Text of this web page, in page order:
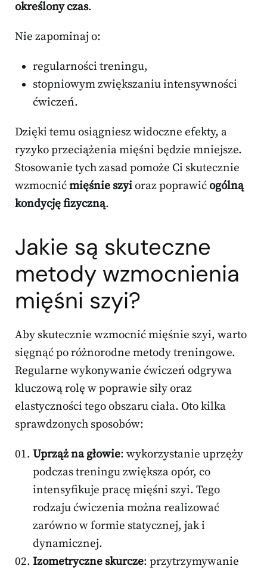
określony czas.
Nie zapominaj o:
regularności treningu,
stopniowym zwiększaniu intensywności
ćwiczeń.
Dzięki temu osiągniesz widoczne efekty, a
ryzyko przeciążenia mięśni będzie mniejsze.
Stosowanie tych zasad pomoże Ci skutecznie
wzmocnićmięśnie szyioraz poprawićogólną
kondycję fizyczną.
Jakie są skuteczne
metody wzmocnienia
mięśni szyi?
Aby skutecznie wzmocnić mięśnie szyi, warto
sięgnąć po różnorodne metody treningowe.
Regularne wykonywanie ćwiczeń odgrywa
kluczową rolę w poprawie siły oraz
elastyczności tego obszaru ciała. Oto kilka
sprawdzonych sposobów:
Uprząż na głowie: wykorzystanie uprzęży
podczas treningu zwiększa opór, co
intensyfikuje pracę mięśni szyi. Tego
rodzaju ćwiczenia można realizować
zarówno w formie statycznej, jak i
dynamicznej.
Izometryczne skurcze: przytrzymywanie